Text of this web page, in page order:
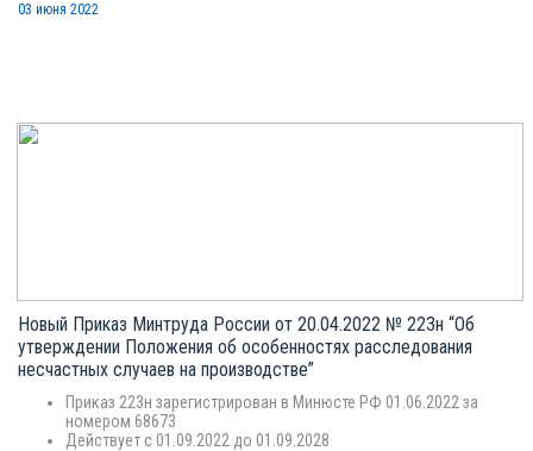
03 июня 2022
Новый Приказ Минтруда России от 20.04.2022 № 223н “Об
утверждении Положения об особенностях расследования
несчастных случаев на производстве”
Приказ 223н зарегистрирован в Минюсте РФ 01.06.2022 за
номером 68673
Действует с 01.09.2022 до 01.09.2028